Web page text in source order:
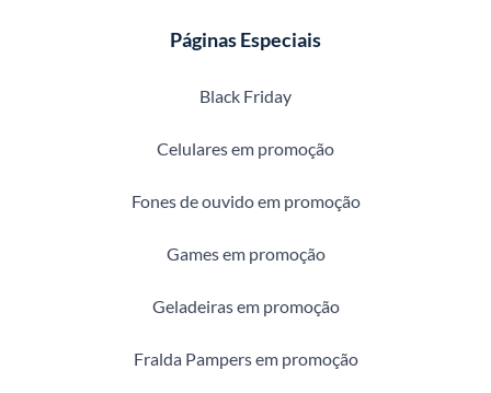
Páginas Especiais
Black Friday
Celulares em promoção
Fones de ouvido em promoção
Games em promoção
Geladeiras em promoção
Fralda Pampers em promoção